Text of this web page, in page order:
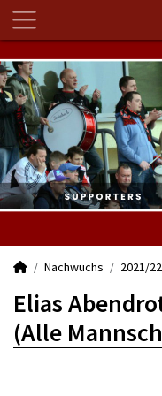
Nachwuchs 2021/22
Elias
(Alle